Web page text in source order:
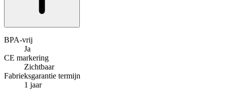
BPA-vrij
Ja
CE markering
Zichtbaar
Fabrieksgarantie termijn
1 jaar